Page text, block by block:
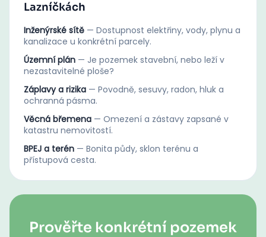
Lazníčkách
Inženýrské sítě — Dostupnost elektřiny, vody, plynu a
kanalizace u konkrétní parcely.
Územní plán — Je pozemek stavební, nebo leží v
nezastavitelné ploše?
Záplavy a rizika — Povodně, sesuvy, radon, hluk a
ochranná pásma.
Věcná břemena — Omezení a zástavy zapsané v
katastru nemovitostí.
BPEJ a terén — Bonita půdy, sklon terénu a
přístupová cesta.
Prověřte konkrétní pozemek